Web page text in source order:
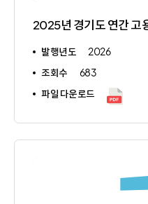
발행년도
2026
조회수
683
파일 다운로드